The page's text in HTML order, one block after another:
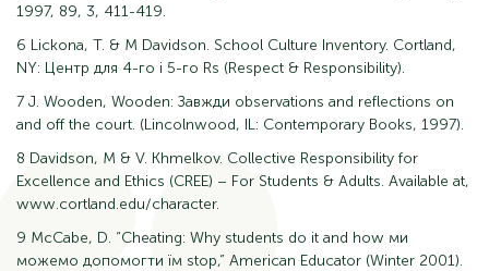
1997, 89, 3, 411-419.
6 Lickona, T. & M Davidson. School Culture Inventory. Cortland,
NY: Центр для 4-го і 5-го Rs (Respect & Responsibility).
7 J. Wooden, Wooden: Завжди observations and reflections on
and off the court. (Lincolnwood, IL: Contemporary Books, 1997).
8 Davidson, M & V. Khmelkov. Collective Responsibility for
Excellence and Ethics (CREE) – For Students & Adults. Available at,
www.cortland.edu/character.
9 McCabe, D. “Cheating: Why students do it and how ми
можемо допомогти їм stop,” American Educator (Winter 2001).